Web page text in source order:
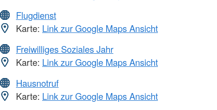
Flugdienst
Karte: Link zur Google Maps Ansicht
Freiwilliges Soziales Jahr
Karte: Link zur Google Maps Ansicht
Hausnotruf
Karte: Link zur Google Maps Ansicht